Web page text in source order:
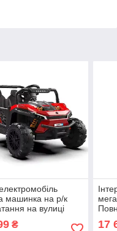
машинка на р/к
на вулиці
електро
з 2 моторами
₴ 17